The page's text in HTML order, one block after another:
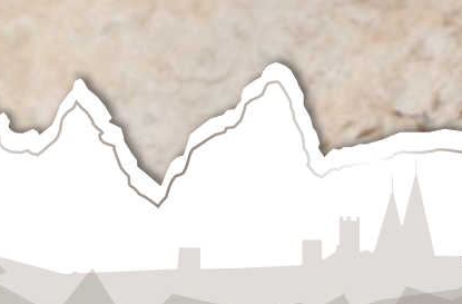
Sektion
Eichstätt